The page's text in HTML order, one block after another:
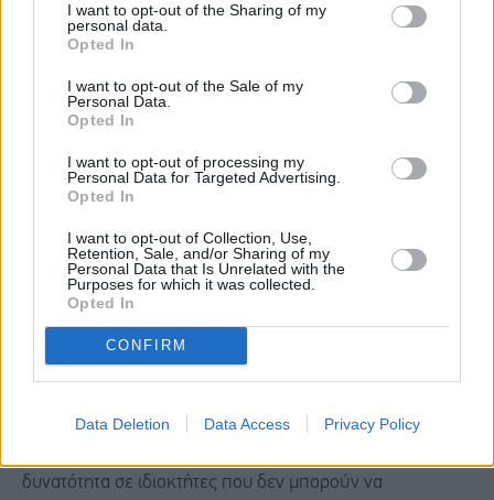
I want to opt-out of the Sharing of my
personal data.
Opted In
I want to opt-out of the Sale of my
Personal Data.
Opted In
I want to opt-out of processing my
Personal Data for Targeted Advertising.
Opted In
I want to opt-out of Collection, Use,
Retention, Sale, and/or Sharing of my
Personal Data that Is Unrelated with the
Purposes for which it was collected.
Opted In
CONFIRM
Data Deletion Data Access Privacy Policy
παρακολούθηση ενεργειακών δεδομένων. Όμως
ακριβώς αυτή η αποτύπωση είναι η βάση για να γίνουμε
καλύτεροι. Με την αξιοποίηση σύγχρονων υποδομών
δεδομένων και τη συνεργασία των αρμόδιων φορέων,
οικοδομούμε ένα νέο πρότυπο διοίκησης: ένα κράτος
που μετρά για να βελτιώνεται και που συγκρίνει για να
Αυτή η ψηφιακή επανάσταση όμως δεν αφορά μόνο τη
διοίκηση, αλλά φτάνει πλέον άμεσα στην ίδια την αξία της
περιουσίας μας, θέτοντας σε πιλοτική λειτουργία την
Ψηφιακή Τράπεζα Γης. Ευλόγως θα με ρωτήσετε τι είναι
αυτό, και θα σας απαντήσω: είναι μια νέα ψηφιακή
δυνατότητα σε ιδιοκτήτες που δεν μπορούν να